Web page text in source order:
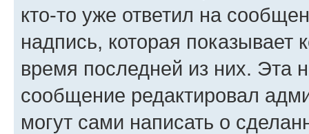
кто-то уже ответил на
надпись, которая показывает
время последней из них. Эта
сообщение редактировал
могут сами написать о